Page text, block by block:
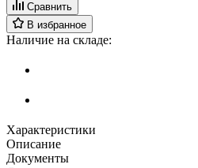
Сравнить
В избранное
Наличие на складе:
Характеристики
Описание
Документы